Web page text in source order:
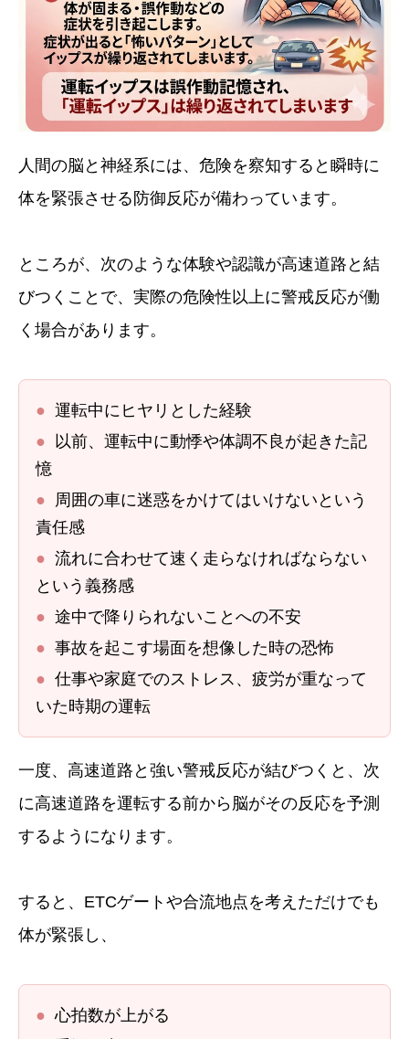
人間の脳と神経系には、危険を察知すると瞬時に
体を緊張させる防御反応が備わっています。
ところが、次のような体験や認識が高速道路と結
びつくことで、実際の危険性以上に警戒反応が働
く場合があります。
● 運転中にヒヤリとした経験
●
以前、運転中に動悸や体調不良が起きた記
憶
●
周囲の車に迷惑をかけてはいけないという
責任感
● 流れに合わせて速く走らなければならない
という義務感
● 途中で降りられないことへの不安
● 事故を起こす場面を想像した時の恐怖
● 仕事や家庭でのストレス、疲労が重なって
いた時期の運転
一度、高速道路と強い警戒反応が結びつくと、次
に高速道路を運転する前から脳がその反応を予測
するようになります。
すると、ETCゲートや合流地点を考えただけでも
体が緊張し、
● 心拍数が上がる